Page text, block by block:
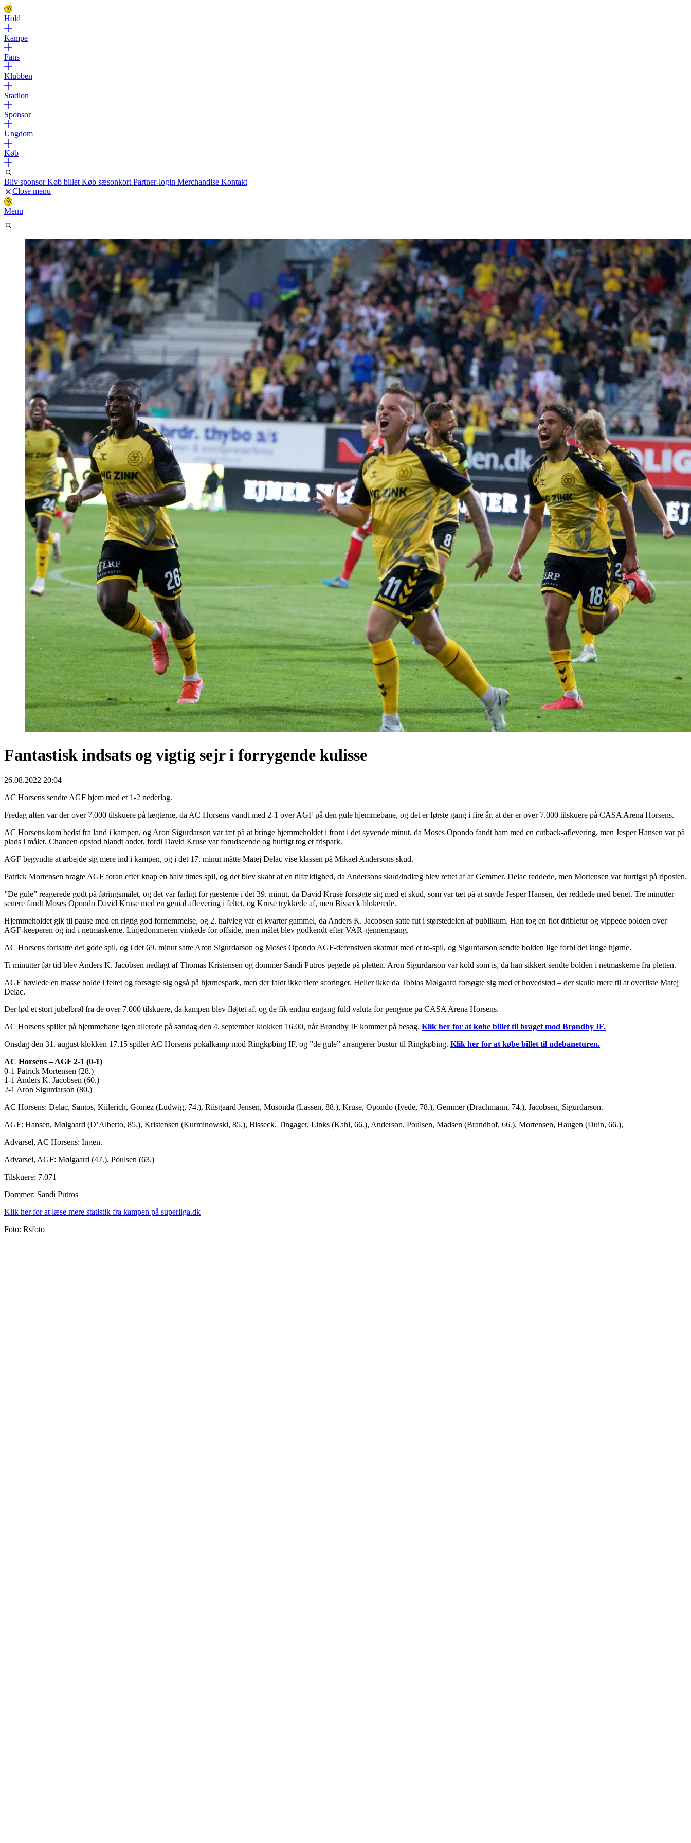
Hold
Kampe
Fans
Klubben
Stadion
Sponsor
Ungdom
Køb
Bliv sponsorKøb billet Køb sæsonkort Partner-login Merchandise Kontakt
Close menu
Menu
Fantastisk indsats og vigtig sejr i forrygende kulisse
26.08.2022 20:04
AC Horsens sendte AGF hjem med et 1-2 nederlag.
Fredag aften var der over 7.000 tilskuere på lægterne, da AC Horsens vandt med 2-1 over AGF på den gule hjemmebane, og det er første gang i fire år, at der er over 7.000 tilskuere på CASA Arena Horsens.
AC Horsens kom bedst fra land i kampen, og Aron Sigurdarson var tæt på at bringe hjemmeholdet i front i det syvende minut, da Moses Opondo fandt ham med en cutback-aflevering, men Jesper Hansen var på
plads i målet. Chancen opstod blandt andet, fordi David Kruse var forudseende og hurtigt tog et frispark.
AGF begyndte at arbejde sig mere ind i kampen, og i det 17. minut måtte Matej Delac vise klassen på Mikael Andersons skud.
Patrick Mortensen bragte AGF foran efter knap en halv times spil, og det blev skabt af en tilfældighed, da Andersons skud/indlæg blev rettet af af Gemmer. Delac reddede, men Mortensen var hurtigst på riposten.
”De gule” reagerede godt på føringsmålet, og det var farligt for gæsterne i det 39. minut, da David Kruse forsøgte sig med et skud, som var tæt på at snyde Jesper Hansen, der reddede med benet. Tre minutter
senere fandt Moses Opondo David Kruse med en genial aflevering i feltet, og Kruse trykkede af, men Bisseck blokerede.
Hjemmeholdet gik til pause med en rigtig god fornemmelse, og 2. halvleg var et kvarter gammel, da Anders K. Jacobsen satte fut i størstedelen af publikum. Han tog en flot dribletur og vippede bolden over
AGF-keeperen og ind i netmaskerne. Linjedommeren vinkede for offside, men målet blev godkendt efter VAR-gennemgang.
AC Horsens fortsatte det gode spil, og i det 69. minut satte Aron Sigurdarson og Moses Opondo AGF-defensiven skatmat med et to-spil, og Sigurdarson sendte bolden lige forbi det lange hjørne.
Ti minutter før tid blev Anders K. Jacobsen nedlagt af Thomas Kristensen og dommer Sandi Putros pegede på pletten. Aron Sigurdarson var kold som is, da han sikkert sendte bolden i netmaskerne fra pletten.
AGF høvlede en masse bolde i feltet og forsøgte sig også på hjørnespark, men der faldt ikke flere scoringer. Heller ikke da Tobias Mølgaard forsøgte sig med et hovedstød – der skulle mere til at overliste Matej
Delac.
Der lød et stort jubelbrøl fra de over 7.000 tilskuere, da kampen blev fløjtet af, og de fik endnu engang fuld valuta for pengene på CASA Arena Horsens.
AC Horsens spiller på hjemmebane igen allerede på søndag den 4. september klokken 16.00, når Brøndby IF kommer på besøg. Klik her for at købe billet til braget mod Brøndby IF.
Onsdag den 31. august klokken 17.15 spiller AC Horsens pokalkamp mod Ringkøbing IF, og ”de gule” arrangerer bustur til Ringkøbing. Klik her for at købe billet til udebaneturen.
AC Horsens – AGF 2-1 (0-1)
0-1 Patrick Mortensen (28.)
1-1 Anders K. Jacobsen (60.)
2-1 Aron Sigurdarson (80.)
AC Horsens: Delac, Santos, Kiilerich, Gomez (Ludwig, 74.), Riisgaard Jensen, Musonda (Lassen, 88.), Kruse, Opondo (Iyede, 78.), Gemmer (Drachmann, 74.), Jacobsen, Sigurdarson.
AGF: Hansen, Mølgaard (D’Alberto, 85.), Kristensen (Kurminowski, 85.), Bisseck, Tingager, Links (Kahl, 66.), Anderson, Poulsen, Madsen (Brandhof, 66.), Mortensen, Haugen (Duin, 66.),
Advarsel, AC Horsens: Ingen.
Advarsel, AGF: Mølgaard (47.), Poulsen (63.)
Tilskuere: 7.071
Dommer: Sandi Putros
Klik her for at læse mere statistik fra kampen på superliga.dk
Foto: Rsfoto